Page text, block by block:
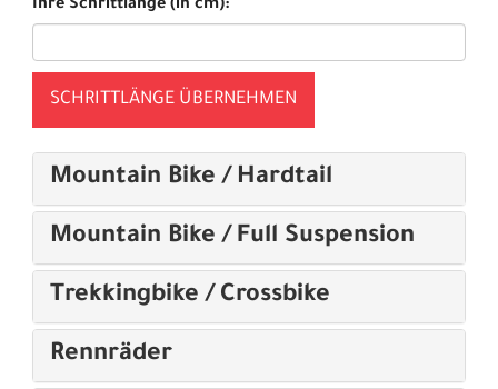
Ihre Schrittlänge (in cm):
SCHRITTLÄNGE ÜBERNEHMEN
Mountain Bike / Hardtail
Mountain Bike / Full Suspension
Trekkingbike / Crossbike
Rennräder